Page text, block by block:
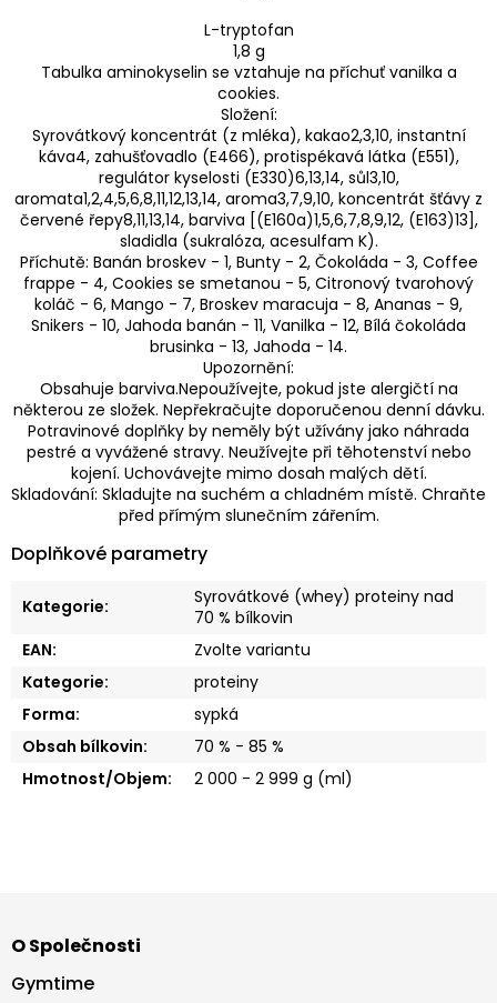
L-tryptofan
1,8 g
Tabulka aminokyselin se vztahuje na příchuť vanilka a
cookies.
Složení:
Syrovátkový koncentrát (z mléka), kakao2,3,10, instantní
káva4, zahušťovadlo (E466), protispékavá látka (E551),
regulátor kyselosti (E330)6,13,14, sůl3,10,
aromata1,2,4,5,6,8,11,12,13,14, aroma3,7,9,10, koncentrát šťávy z
červené řepy8,11,13,14, barviva [(E160a)1,5,6,7,8,9,12, (E163)13],
sladidla (sukralóza, acesulfam K).
Příchutě: Banán broskev - 1, Bunty - 2, Čokoláda - 3, Coffee
frappe - 4, Cookies se smetanou - 5, Citronový tvarohový
koláč - 6, Mango - 7, Broskev maracuja - 8, Ananas - 9,
Snikers - 10, Jahoda banán - 11, Vanilka - 12, Bílá čokoláda
brusinka - 13, Jahoda - 14.
Upozornění:
Obsahuje barviva.Nepoužívejte, pokud jste alergičtí na
některou ze složek. Nepřekračujte doporučenou denní dávku.
Potravinové doplňky by neměly být užívány jako náhrada
pestré a vyvážené stravy. Neužívejte při těhotenství nebo
kojení. Uchovávejte mimo dosah malých dětí.
Skladování: Skladujte na suchém a chladném místě. Chraňte
před přímým slunečním zářením.
Doplňkové parametry
Kategorie:
Syrovátkové (whey) proteiny nad
70 % bílkovin
EAN:
Zvolte variantu
Kategorie:
proteiny
Forma:
sypká
Obsah bílkovin:
70 % - 85 %
Hmotnost/Objem: 2 000 - 2 999 g (ml)
p
a
O Společnosti
Gymtime